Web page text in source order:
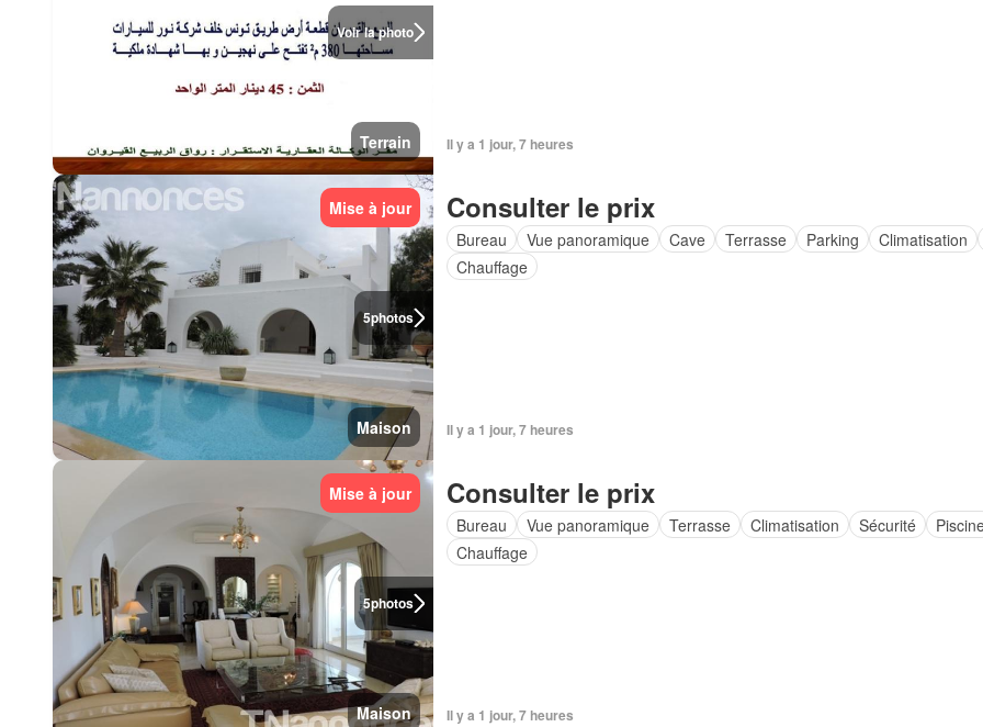
Voir la photo
Terrain Il y a 1 jour, 7 heures
5photos
Mise à jour
Maison
Consulter le prix
Bureau Vue panoramique Cave Terrasse Parking
Climatisation
Chauffage
Il y a 1 jour, 7 heures
5photos
Mise à jour
Maison
Consulter le prix
Bureau Vue panoramique Terrasse Climatisation Sécurité
Chauffage
Il y a 1 jour, 7 heures